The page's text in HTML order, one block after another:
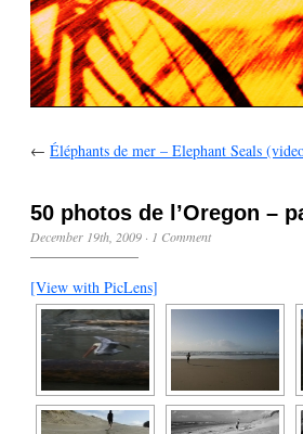
← Éléphants de mer – Elephant Seals
50 photos de l’Oregon –
December 19th, 2009 · 1 Comment
[View with PicLens]